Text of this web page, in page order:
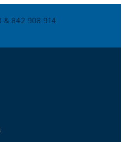
& 842 908 914